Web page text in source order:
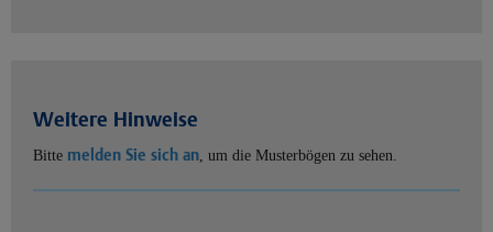
Weitere Hinweise
Bitte melden Sie sich an, um die Musterbögen zu sehen.